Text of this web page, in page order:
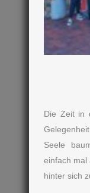
Die Zeit in
Seele
einfach mal
hinter sich